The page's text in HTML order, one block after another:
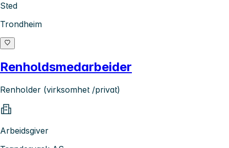
Sted
Trondheim
Renholdsmedarbeider
Renholder (virksomhet /privat)
Arbeidsgiver